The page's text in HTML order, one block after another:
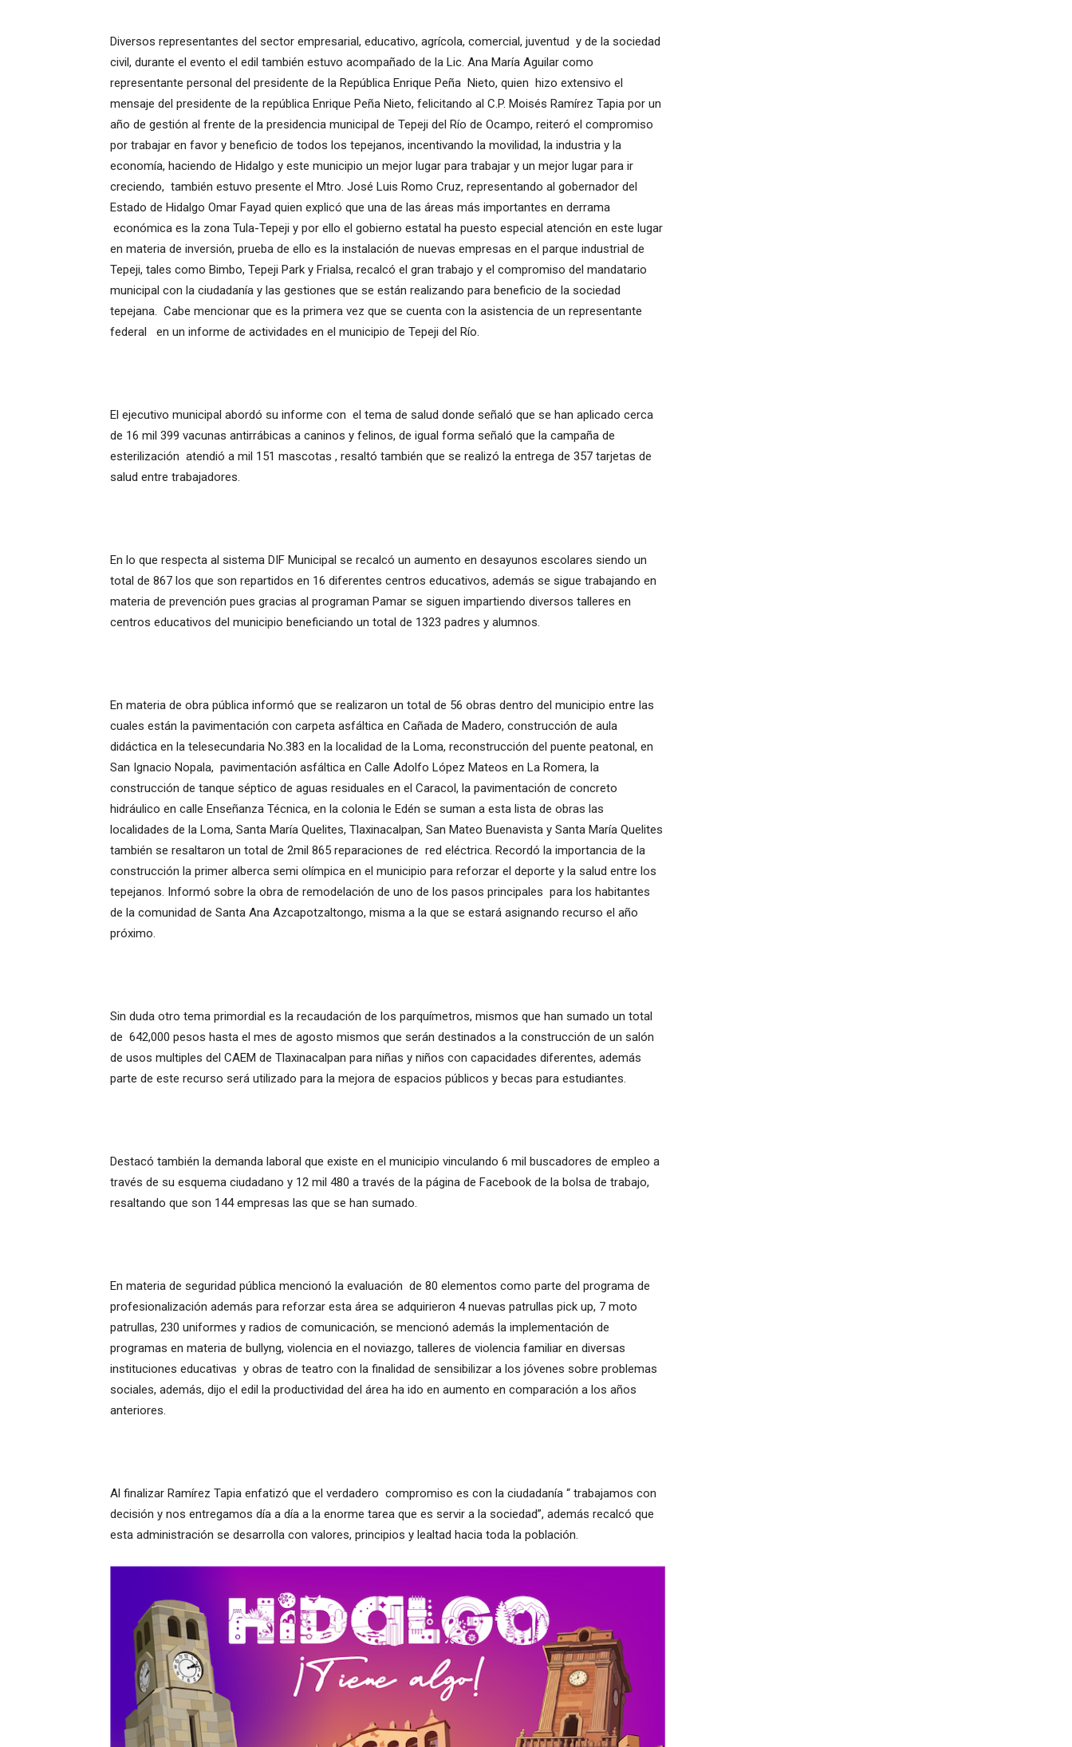
Diversos representantes del sector empresarial, educativo, agrícola, comercial, juventud y de la sociedad
civil, durante el evento el edil también estuvo acompañado de la Lic. Ana María Aguilar como
representante personal del presidente de la República Enrique Peña Nieto, quien hizo extensivo el
mensaje del presidente de la república Enrique Peña Nieto, felicitando al C.P. Moisés Ramírez Tapia por un
año de gestión al frente de la presidencia municipal de Tepeji del Río de Ocampo, reiteró el compromiso
por trabajar en favor y beneficio de todos los tepejanos, incentivando la movilidad, la industria y la
economía, haciendo de Hidalgo y este municipio un mejor lugar para trabajar y un mejor lugar para ir
creciendo, también estuvo presente el Mtro. José Luis Romo Cruz, representando al gobernador del
Estado de Hidalgo Omar Fayad quien explicó que una de las áreas más importantes en derrama
económica es la zona Tula-Tepeji y por ello el gobierno estatal ha puesto especial atención en este lugar
en materia de inversión, prueba de ello es la instalación de nuevas empresas en el parque industrial de
Tepeji, tales como Bimbo, Tepeji Park y Frialsa, recalcó el gran trabajo y el compromiso del mandatario
municipal con la ciudadanía y las gestiones que se están realizando para beneficio de la sociedad
tepejana. Cabe mencionar que es la primera vez que se cuenta con la asistencia de un representante
federal en un informe de actividades en el municipio de Tepeji del Río.
El ejecutivo municipal abordó su informe con el tema de salud donde señaló que se han aplicado cerca
de 16 mil 399 vacunas antirrábicas a caninos y felinos, de igual forma señaló que la campaña de
esterilización atendió a mil 151 mascotas , resaltó también que se realizó la entrega de 357 tarjetas de
salud entre trabajadores.
En lo que respecta al sistema DIF Municipal se recalcó un aumento en desayunos escolares siendo un
total de 867 los que son repartidos en 16 diferentes centros educativos, además se sigue trabajando en
materia de prevención pues gracias al programan Pamar se siguen impartiendo diversos talleres en
centros educativos del municipio beneficiando un total de 1323 padres y alumnos.
En materia de obra pública informó que se realizaron un total de 56 obras dentro del municipio entre las
cuales están la pavimentación con carpeta asfáltica en Cañada de Madero, construcción de aula
didáctica en la telesecundaria No.383 en la localidad de la Loma, reconstrucción del puente peatonal, en
San Ignacio Nopala, pavimentación asfáltica en Calle Adolfo López Mateos en La Romera, la
construcción de tanque séptico de aguas residuales en el Caracol, la pavimentación de concreto
hidráulico en calle Enseñanza Técnica, en la colonia le Edén se suman a esta lista de obras las
localidades de la Loma, Santa María Quelites, Tlaxinacalpan, San Mateo Buenavista y Santa María Quelites
también se resaltaron un total de 2mil 865 reparaciones de red eléctrica. Recordó la importancia de la
construcción la primer alberca semi olímpica en el municipio para reforzar el deporte y la salud entre los
tepejanos. Informó sobre la obra de remodelación de uno de los pasos principales para los habitantes
de la comunidad de Santa Ana Azcapotzaltongo, misma a la que se estará asignando recurso el año
próximo.
Sin duda otro tema primordial es la recaudación de los parquímetros, mismos que han sumado un total
de 642,000 pesos hasta el mes de agosto mismos que serán destinados a la construcción de un salón
de usos multiples del CAEM de Tlaxinacalpan para niñas y niños con capacidades diferentes, además
parte de este recurso será utilizado para la mejora de espacios públicos y becas para estudiantes.
Destacó también la demanda laboral que existe en el municipio vinculando 6 mil buscadores de empleo a
través de su esquema ciudadano y 12 mil 480 a través de la página de Facebook de la bolsa de trabajo,
resaltando que son 144 empresas las que se han sumado.
En materia de seguridad pública mencionó la evaluación de 80 elementos como parte del programa de
profesionalización además para reforzar esta área se adquirieron 4 nuevas patrullas pick up, 7 moto
patrullas, 230 uniformes y radios de comunicación, se mencionó además la implementación de
programas en materia de bullyng, violencia en el noviazgo, talleres de violencia familiar en diversas
instituciones educativas y obras de teatro con la finalidad de sensibilizar a los jóvenes sobre problemas
sociales, además, dijo el edil la productividad del área ha ido en aumento en comparación a los años
anteriores.
Al finalizar Ramírez Tapia enfatizó que el verdadero compromiso es con la ciudadanía “ trabajamos con
decisión y nos entregamos día a día a la enorme tarea que es servir a la sociedad”, además recalcó que
esta administración se desarrolla con valores, principios y lealtad hacia toda la población.